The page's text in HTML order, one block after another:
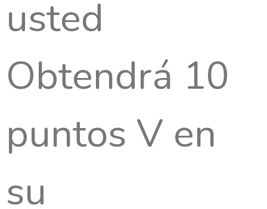
usted
Obtendrá 10
puntos V en
su